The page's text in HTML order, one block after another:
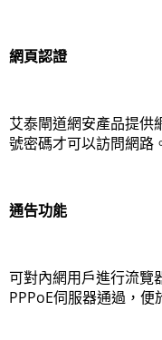
網頁認證
艾泰閘道網安產品提供
號密碼才可以訪問網路
通告功能
可對內網用戶進行流覽
PPPoE伺服器通過，便